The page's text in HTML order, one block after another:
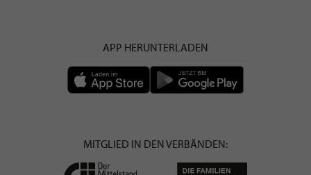
APP HERUNTERLADEN
MITGLIED IN DEN VERBÄNDEN: